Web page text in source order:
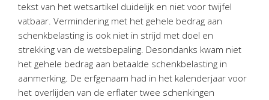
AvantiOnline
Twinfield – Boekhouden
BaseCone – Facturen
Visionplanner – Rapportage
Klantenportaal – Online dossiers
tekst van het wetsartikel duidelijk en niet voor twijfel
vatbaar. Vermindering met het gehele bedrag aan
schenkbelasting is ook niet in strijd met doel en
strekking van de wetsbepaling. Desondanks kwam niet
het gehele bedrag aan betaalde schenkbelasting in
aanmerking. De erfgenaam had in het kalenderjaar voor
het overlijden van de erflater twee schenkingen